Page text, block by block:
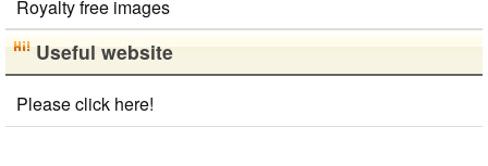
Royalty free images
Useful website
Please click here!